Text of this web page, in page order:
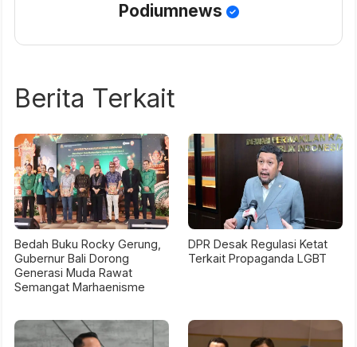
Podiumnews
Berita Terkait
Bedah Buku Rocky Gerung,
Gubernur Bali Dorong
Generasi Muda Rawat
Semangat Marhaenisme
DPR Desak Regulasi Ketat
Terkait Propaganda LGBT